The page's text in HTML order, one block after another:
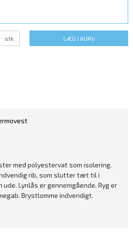
stk LÆG I KURV
med polyestervat som isolering.
rib, som slutter tæt til i
Lynlås er gennemgående. Ryg er
Brystlomme indvendigt.